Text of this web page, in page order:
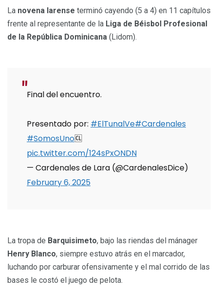
La novena larense terminó cayendo (5 a 4) en 11 capítulos
frente al representante de la Liga de Béisbol Profesional
de la República Dominicana (Lidom).
Final del encuentro.
Presentado por: #ElTunalVe#Cardenales
#SomosUno🆑
pic.twitter.com/124sPxONDN
— Cardenales de Lara (@CardenalesDice)
February 6, 2025
La tropa de Barquisimeto, bajo las riendas del mánager
Henry Blanco, siempre estuvo atrás en el marcador,
luchando por carburar ofensivamente y el mal corrido de las
bases le costó el juego de pelota.